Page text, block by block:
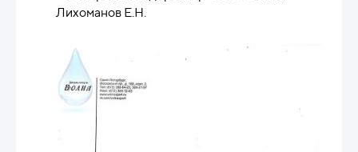
— Генеральный директор ООО «Бизнес Диалог»